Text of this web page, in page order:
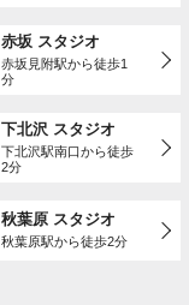
赤坂 スタジオ
赤坂見附駅から徒歩1
分
下北沢 スタジオ
下北沢駅南口から徒歩
2分
秋葉原 スタジオ
秋葉原駅から徒歩2分